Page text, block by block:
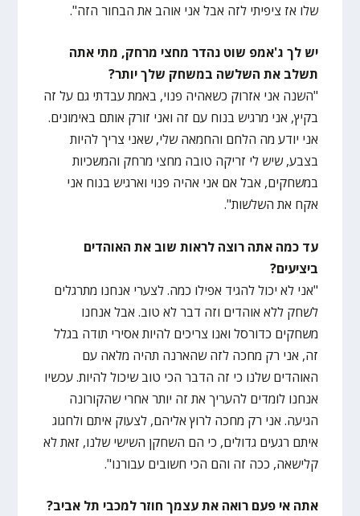
שלו אז ציפיתי לזה אבל אני אוהב את הבחור הזה".
יש לך ג'אמפ שוט נהדר מחצי מרחק, מתי אתה
תשלב את השלשה במשחק שלך יותר?
"השנה אני אזרוק כשאהיה פנוי, באמת עבדתי גם על זה
בקיץ, אני מרגיש בנוח עם זה ואני זורק אותם באימונים.
אני יודע מה הלחם והחמאה שלי, שאני צריך להיות
בצבע, שיש לי זריקה טובה מחצי מרחק והמשכיות
במשחקים, אבל אם אני אהיה פנוי וארגיש בנוח אני
אקח את השלשות".
עד כמה אתה רוצה לראות שוב את האוהדים
ביציעים?
"אני לא יכול להגיד אפילו כמה. לצערי אנחנו מתרגלים
לשחק ללא אוהדים וזה דבר לא טוב. אבל אנחנו
משחקים כדורסל ואנו צריכים להיות אסירי תודה בגלל
זה, אני רק מחכה לזה שהארנה תהיה מלאה עם
האוהדים שלנו כי זה הדבר הכי טוב שיכול להיות. עכשיו
אנחנו לומדים להעריך את זה יותר אחרי שהקורונה
הגיעה. אני רק מחכה לרוץ אליהם, לצעוק איתם ולחגוג
איתם רגעים גדולים, כי הם השחקן השישי שלנו, זאת לא
קלישאה, ככה זה והם הכי חשובים עבורנו".
אתה אי פעם רואה את עצמך חוזר למכבי תל אביב?